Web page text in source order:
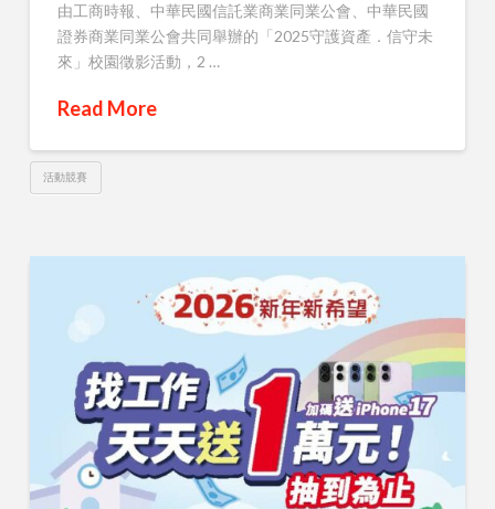
由工商時報、中華民國信託業商業同業公會、中華民國
證券商業同業公會共同舉辦的「2025守護資產．信守未
來」校園徵影活動，2 …
Read More
活動競賽